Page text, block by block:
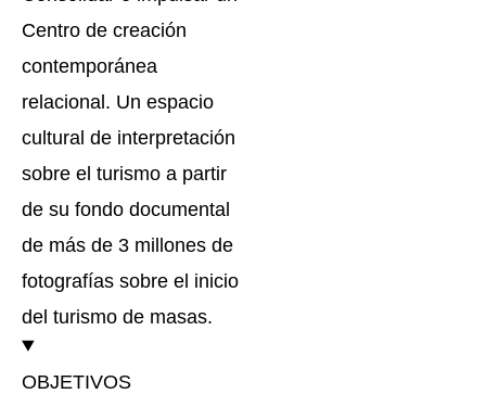
Centro de creación
contemporánea
relacional. Un espacio
cultural de interpretación
sobre el turismo a partir
de su fondo documental
de más de 3 millones de
fotografías sobre el inicio
del turismo de masas.
OBJETIVOS